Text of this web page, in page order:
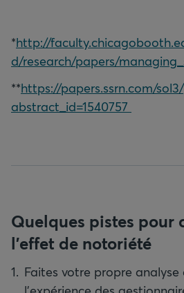
*http://
d/research/papers/
**https://papers.ssrn.com/
abstract_id=1540757
Quelques pistes pour
l'effet de notoriété
Faites votre propre analyse